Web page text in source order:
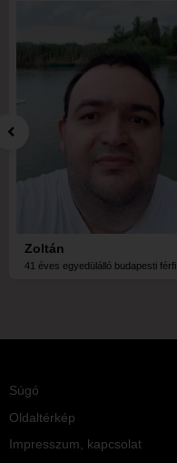
Zoltán
41 éves egyedülálló budapesti férfi
Súgó
Oldaltérkép
Impresszum, kapcsolat